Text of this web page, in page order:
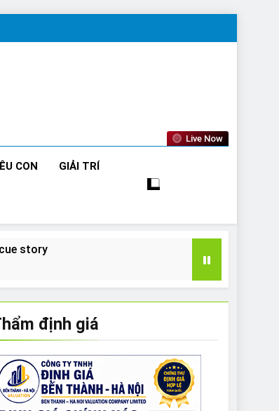
Live Now
CON GIẢI TRÍ
story
Bulldogs Can (and can’t) Eat
Distances?
định giá